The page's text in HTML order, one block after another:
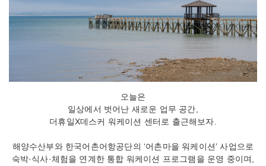
오늘은
일상에서 벗어난 새로운 업무 공간,
더휴일X데스커 워케이션 센터로 출근해보자.
해양수산부와 한국어촌어항공단의 ‘어촌마을 워케이션’ 사업으로
숙박·식사·체험을 연계한 통합 워케이션 프로그램을 운영 중이며,